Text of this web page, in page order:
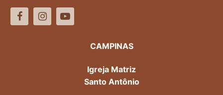
CAMPINAS
Igreja Matriz
Santo Antônio